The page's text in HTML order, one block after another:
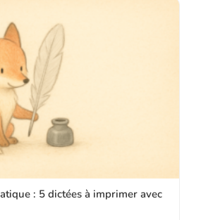
: 5 dictées à imprimer avec